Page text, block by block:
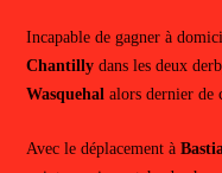
Incapable de gagner à
Chantillydans les deux
Wasquehal alors dernier de
Avec le déplacement à